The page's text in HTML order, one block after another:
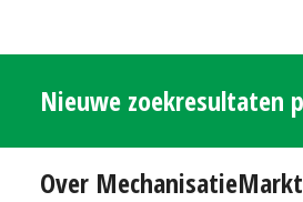
Nieuwe zoekresultaten
Over